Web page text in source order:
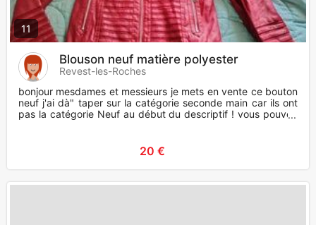
11
Blouson neuf matière polyester
Revest-les-Roches
bonjour mesdames et messieurs je mets en vente ce bouton
neuf j'ai dà" taper sur la catégorie seconde main car ils ont
pas la catégorie Neuf au début du descriptif ! vous pouvez
20 €